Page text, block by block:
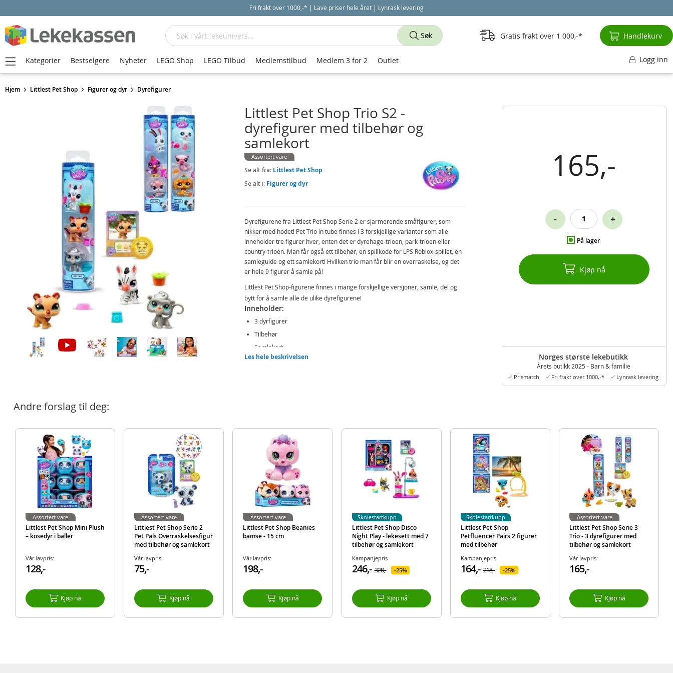
Fri frakt over 1000,-* | Lave priser hele året | Lynrask levering
Hjem Littlest Pet Shop Figurer og dyr Dyrefigurer
165,-
På lager
- +
Kjøp nå
Norges største lekebutikk
Årets butikk 2025 - Barn & familie
Prismatch Fri frakt over 1000,-* Lynrask levering
Littlest Pet Shop Trio S2 -
dyrefigurer med tilbehør og
samlekort
Assortert vare
Se alt fra: Littlest Pet Shop
Se alt i: Figurer og dyr
Dyrefigurene fra Littlest Pet Shop Serie 2 er sjarmerende småfigurer, som
nikker med hodet! Pet Trio in tube finnes i 3 forskjellige varianter som alle
inneholder tre figurer hver, enten det er dyrehage-trioen, park-trioen eller
country-trioen. Man får også ett tilbehør, en spillkode for LPS Roblox-spillet, en
samleguide og ett samlekort! Hvilken trio man får blir en overraskelse, og det
er hele 9 figurer å samle på!
Littlest Pet Shop-figurene finnes i mange forskjellige versjoner, samle, del og
bytt for å samle alle de ulike dyrefigurene!
Inneholder:
3 dyrfigurer
Tilbehør
Samlekort
Samleguide
OBS! Varen selges usortert basert på tilgjengelig sortiment. Hvilken variant
man får blir en overraskelse og kan ikke velges på forhånd!
Produktdetaljer
5710948459000
Merke
Les hele beskrivelsen
Andre forslag til deg:
Littlest Pet Shop Mini Plush
– kosedyr i baller
Vår lavpris:
128,-
Kjøp nå
Assortert vare
Littlest Pet Shop Serie 2
Pet Pals Overraskelsesfigur
med tilbehør og samlekort
Vår lavpris:
75,-
Kjøp nå
Assortert vare
Littlest Pet Shop Beanies
bamse - 15 cm
Vår lavpris:
198,-
Kjøp nå
Assortert vare
Littlest Pet Shop Disco
Night Play - lekesett med 7
tilbehør og samlekort
Kampanjepris
246,- 328,- 25%
Kjøp nå
Skolestartkupp
Littlest Pet Shop
Petfluencer Pairs 2 figurer
med tilbehør
Kampanjepris
164,- 218,- 25%
Kjøp nå
Skolestartkupp
Littlest Pet Shop Serie 3
Trio - 3 dyrefigurer med
tilbehør og samlekort
Vår lavpris:
165,-
Kjøp nå
Assortert vare
Søk
Søk Gratis frakt over 1 000,- Handlekurv
Kategorier Bestselgere Nyheter LEGO Shop LEGO Tilbud Medlemstilbud Medlem 3 for 2 Outlet Logg inn